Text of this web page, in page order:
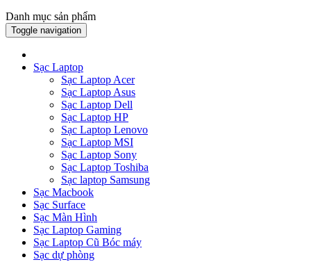
Danh mục sản phẩm
Toggle navigation
Sạc Laptop
Sạc Laptop Acer
Sạc Laptop Asus
Sạc Laptop Dell
Sạc Laptop HP
Sạc Laptop Lenovo
Sạc Laptop MSI
Sạc Laptop Sony
Sạc Laptop Toshiba
Sạc laptop Samsung
Sạc Macbook
Sạc Surface
Sạc Màn Hình
Sạc Laptop Gaming
Sạc Laptop Cũ Bóc máy
Sạc dự phòng